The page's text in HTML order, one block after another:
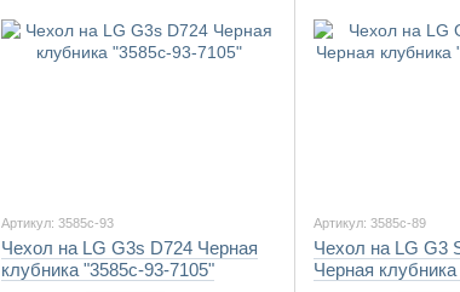
Артикул: 3585c-93
Чехол на LG G3s D724 Черная
клубника "3585c-93-7105"
Артикул: 3585c-89
Чехол на LG G3
Черная